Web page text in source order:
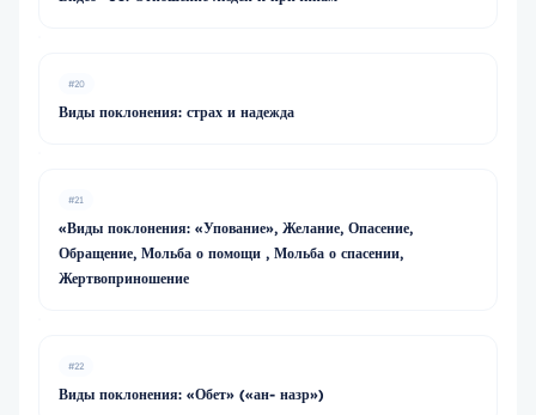
#20
Виды поклонения: страх и надежда
#21
«Виды поклонения: «Упование», Желание, Опасение,
Обращение, Мольба о помощи , Мольба о спасении,
Жертвоприношение
#22
Виды поклонения: «Обет» («ан- назр»)